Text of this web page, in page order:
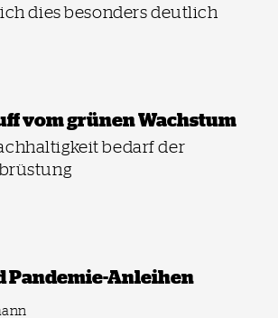
dies besonders deutlich
vom grünen Wachstum
bedarf der
Pandemie-Anleihen